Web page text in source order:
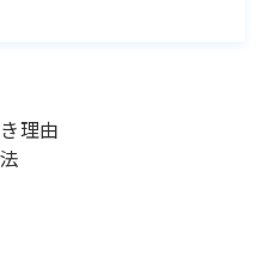
理由